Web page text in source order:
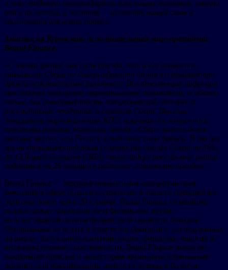
и хочу отдельно поблагодарить всех наших клиентов, именно
они и их мечты, и желания — источник нашей силы и
вдохновения для новых побед».
Анастасия Куровская, исполнительный вице-президент
Brand Finance:
«С точки зрения, как силы бренда, так и его ценности,
стратегия Сбера по диверсификации бизнеса и расширению
бренда действительно работает. Всеобъемлющая цифровая
экосистема повышает маркетинговые показатели, особенно
такие, как осведомлённость потребителей, интерес и
рассмотрение продуктов и сервисов Сбера. Высокие
показатели маркетинговых КПЭ, широкая доступность и
простота работы позволили бренду «Сбер» занять более
высокое место, чем Ferrari, в рейтинге силы бренда. В то же
время впечатляющий рост стоимости бренда Сбера на 36%,
до 12,8 млрд долларов США, помог лидеру российского рынка
подняться на 25 позиций в рейтинге стоимости бренда».
Brand Finance — ведущая независимая консалтинговая
компания в сфере оценки и стратегии в области брендинга с
офисами более чем в 20 странах. Brand Finance объединяет
разрыв между маркетингом и финансами путём
количественной оценки финансовой ценности брендов.
Основываясь на опыте в стратегии, брендинге, исследованиях
на рынке, визуальной идентификации, финансах, налогах и
интеллектуальной собственности, Brand Finance помогает
владельцам брендов и инвесторам принимать правильные
решения для максимизации ценности бренда и бизнеса.